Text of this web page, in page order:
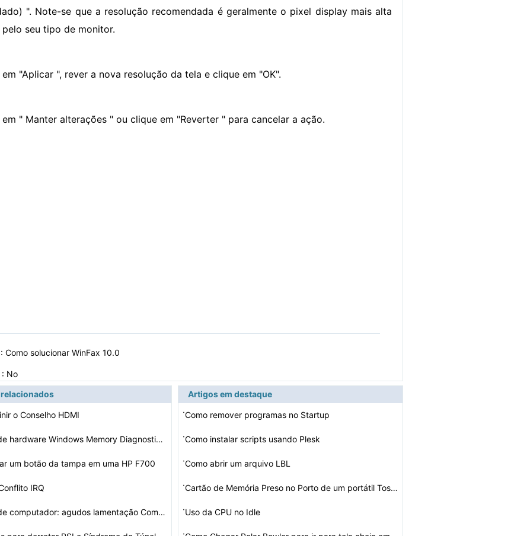
". Note-se que a resolução recomendada é geralmente o pixel display mais alta
seu tipo de monitor.
em "Aplicar ", rever a nova resolução da tela e clique em "OK".
em " Manter alterações " ou clique em "Reverter " para cancelar a ação.
Como solucionar WinFax 10.0
: No
o Conselho HDMI
Problemas de hardware Windows Memory Diagnostic Tool
um botão da tampa em uma HP F700
IRQ
Problemas de computador: agudos lamentação Com estalo…
Artigos em destaque
·Como remover programas no Startup
·Como instalar scripts usando Plesk
·Como abrir um arquivo LBL
· Cartão de Memória Preso no Porto de um portátil Tosh…
·Uso da CPU no Idle
·